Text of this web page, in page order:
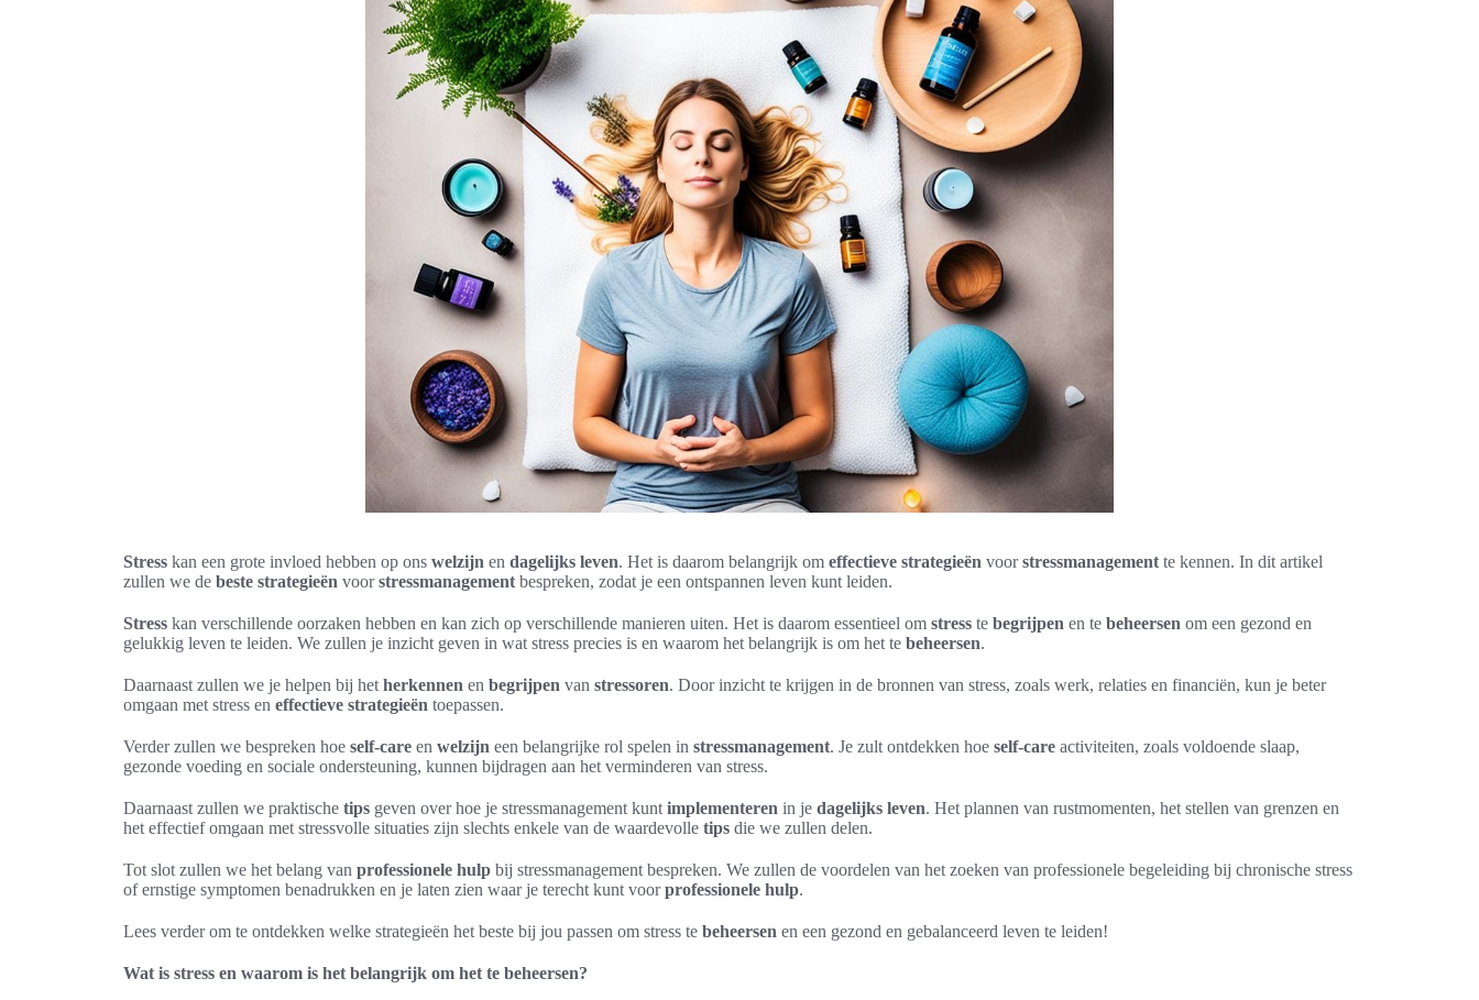
Stress kan een grote invloed hebben op ons welzijn en dagelijks leven. Het is daarom belangrijk om effectieve strategieën voorstressmanagement te kennen. In dit artikel
zullen we de beste strategieën voorstressmanagement bespreken, zodat je een ontspannen leven kunt leiden.
Stress kan verschillende oorzaken hebben en kan zich op verschillende manieren uiten. Het is daarom essentieel om stress te begrijpen en te beheersen om een gezond en
gelukkig leven te leiden. We zullen je inzicht geven in wat stress precies is en waarom het belangrijk is om het te beheersen.
Daarnaast zullen we je helpen bij het herkennen en begrijpen van stressoren. Door inzicht te krijgen in de bronnen van stress, zoals werk, relaties en financiën, kun je beter
omgaan met stress en effectieve strategieën toepassen.
Verder zullen we bespreken hoe self-care en welzijn een belangrijke rol spelen in stressmanagement. Je zult ontdekken hoe self-care activiteiten, zoals voldoende slaap,
gezonde voeding en sociale ondersteuning, kunnen bijdragen aan het verminderen van stress.
Daarnaast zullen we praktische tips geven over hoe je stressmanagement kunt implementeren in je dagelijks leven. Het plannen van rustmomenten, het stellen van grenzen en
het effectief omgaan met stressvolle situaties zijn slechts enkele van de waardevolle tips die we zullen delen.
Tot slot zullen we het belang van professionele hulp bij stressmanagement bespreken. We zullen de voordelen van het zoeken van professionele begeleiding bij chronische stress
of ernstige symptomen benadrukken en je laten zien waar je terecht kunt voorprofessionele hulp.
Lees verder om te ontdekken welke strategieën het beste bij jou passen om stress te beheersen en een gezond en gebalanceerd leven te leiden!
Wat is stress en waarom is het belangrijk om het te beheersen?